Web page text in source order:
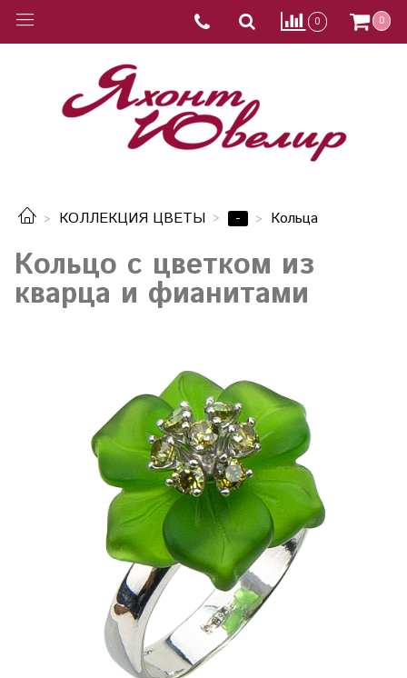
0 0
КОЛЛЕКЦИЯ ЦВЕТЫ - Кольца
Кольцо с цветком из
кварца и фианитами